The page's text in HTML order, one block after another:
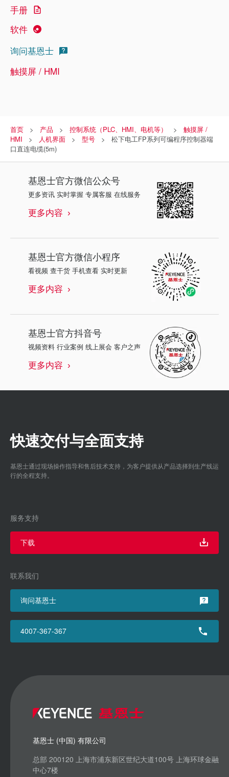
手册
软件
询问基恩士
触摸屏 / HMI
首页 产品 控制系统（PLC、HMI、电机等）
触摸屏 /
HMI
人机界面 型号
松下电工FP系列可编程序控制器端
口直连电缆(5m)
基恩士官方微信公众号
更多资讯 实时掌握 专属客服 在线服务
更多内容
基恩士官方微信小程序
看视频 查干货 手机查看 实时更新
更多内容
基恩士官方抖音号
视频资料 行业案例 线上展会 客户之声
更多内容
快速交付与全面支持
基恩士通过现场操作指导和售后技术支持，为客户提供从产品选择到生产线运
行的全程支持。
服务支持
下载
联系我们
询问基恩士
4007-367-367
基恩士 (中国) 有限公司
总部 200120 上海市浦东新区世纪大道100号 上海环球金融
中心7楼